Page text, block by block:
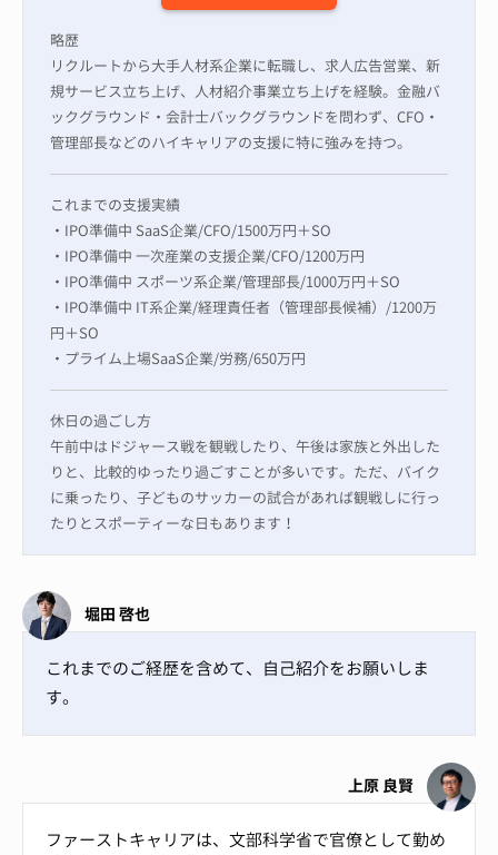
略歴
リクルートから大手人材系企業に転職し、求人広告営業、新
規サービス立ち上げ、人材紹介事業立ち上げを経験。金融バ
ックグラウンド・会計士バックグラウンドを問わず、CFO・
管理部長などのハイキャリアの支援に特に強みを持つ。
これまでの支援実績
・IPO準備中 SaaS企業/CFO/1500万円＋SO
・IPO準備中 一次産業の支援企業/CFO/1200万円
・IPO準備中 スポーツ系企業/管理部長/1000万円＋SO
・IPO準備中 IT系企業/経理責任者（管理部長候補）/1200万
円＋SO
・プライム上場SaaS企業/労務/650万円
休日の過ごし方
午前中はドジャース戦を観戦したり、午後は家族と外出した
りと、比較的ゆったり過ごすことが多いです。ただ、バイク
に乗ったり、子どものサッカーの試合があれば観戦しに行っ
たりとスポーティーな日もあります！
堀田 啓也
これまでのご経歴を含めて、自己紹介をお願いしま
す。
上原 良賢
ファーストキャリアは、文部科学省で官僚として勤め